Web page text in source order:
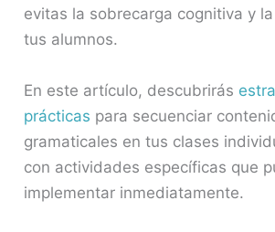
evitas la sobrecarga cognitiva y
tus alumnos.
En este artículo, descubrirás
prácticas para secuenciar
gramaticales en tus clases
con actividades específicas que
implementar inmediatamente.